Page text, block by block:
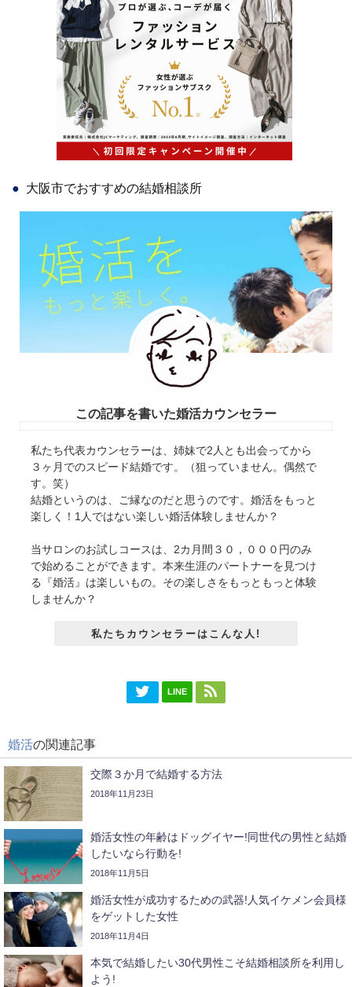
大阪市でおすすめの結婚相談所
この記事を書いた婚活カウンセラー
私たち代表カウンセラーは、姉妹で2人とも出会ってから
３ヶ月でのスピード結婚です。（狙っていません。偶然で
す。笑）
結婚というのは、ご縁なのだと思うのです。婚活をもっと
楽しく！1人ではない楽しい婚活体験しませんか？
当サロンのお試しコースは、2カ月間３０，０００円のみ
で始めることができます。本来生涯のパートナーを見つけ
る『婚活』は楽しいもの。その楽しさをもっともっと体験
しませんか？
私たちカウンセラーはこんな人!
LINE
婚活の関連記事
交際３か月で結婚する方法
2018年11月23日
婚活女性の年齢はドッグイヤー!同世代の男性と結婚
したいなら行動を!
2018年11月5日
婚活女性が成功するための武器!人気イケメン会員様
をゲットした女性
2018年11月4日
本気で結婚したい30代男性こそ結婚相談所を利用し
よう!